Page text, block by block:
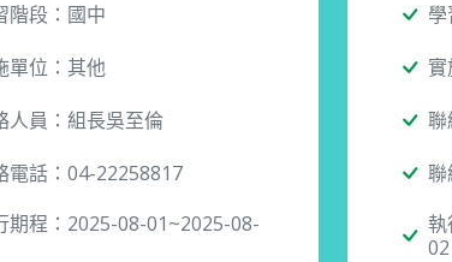
階段：國中
單位：其他
人員：組長吳至倫
電話：04-22258817
期程：2025-08-01~2025-08-
實
聯
聯
02